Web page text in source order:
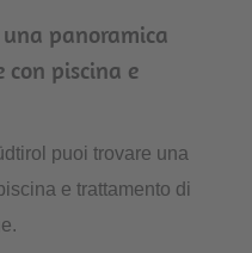
panoramica
piscina e
puoi trovare una
e trattamento di